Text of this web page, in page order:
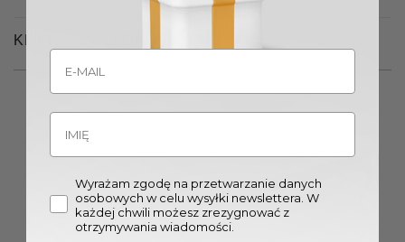
KLIENCI OGLĄDALI RÓWNIEŻ
Wyrażam zgodę na przetwarzanie danych
osobowych w celu wysyłki newslettera. W
każdej chwili możesz zrezygnować z
otrzymywania wiadomości.